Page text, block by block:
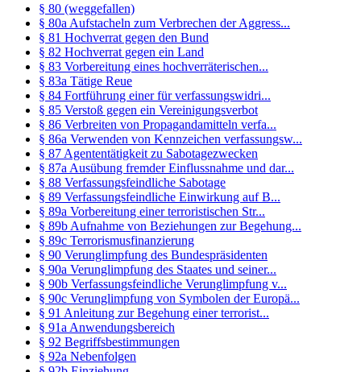
§ 80 (weggefallen)
§ 80a Aufstacheln zum Verbrechen der Aggress...
§ 81 Hochverrat gegen den Bund
§ 82 Hochverrat gegen ein Land
§ 83 Vorbereitung eines hochverräterischen...
§ 83a Tätige Reue
§ 84 Fortführung einer für verfassungswidri...
§ 85 Verstoß gegen ein Vereinigungsverbot
§ 86 Verbreiten von Propagandamitteln verfa...
§ 86a Verwenden von Kennzeichen verfassungsw...
§ 87 Agententätigkeit zu Sabotagezwecken
§ 87a Ausübung fremder Einflussnahme und dar...
§ 88 Verfassungsfeindliche Sabotage
§ 89 Verfassungsfeindliche Einwirkung auf B...
§ 89a Vorbereitung einer terroristischen Str...
§ 89b Aufnahme von Beziehungen zur Begehung...
§ 89c Terrorismusfinanzierung
§ 90 Verunglimpfung des Bundespräsidenten
§ 90a Verunglimpfung des Staates und seiner...
§ 90b Verfassungsfeindliche Verunglimpfung v...
§ 90c Verunglimpfung von Symbolen der Europä...
§ 91 Anleitung zur Begehung einer terrorist...
§ 91a Anwendungsbereich
§ 92 Begriffsbestimmungen
§ 92a Nebenfolgen